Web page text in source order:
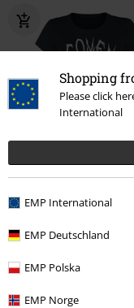
Shopping
Please click
International
EMP International
EMP Deutschland
EMP Polska
EMP Norge
Exclusivo
24,99 €
Legends
Camiseta